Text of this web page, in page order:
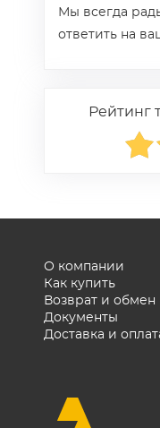
Мы всегда
ответить на
Рейтинг
О компании
Как купить
Возврат и обмен
Документы
Доставка и